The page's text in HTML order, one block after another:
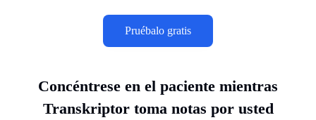
Pruébalo gratis
Concéntrese en el paciente mientras
Transkriptor toma notas por usted